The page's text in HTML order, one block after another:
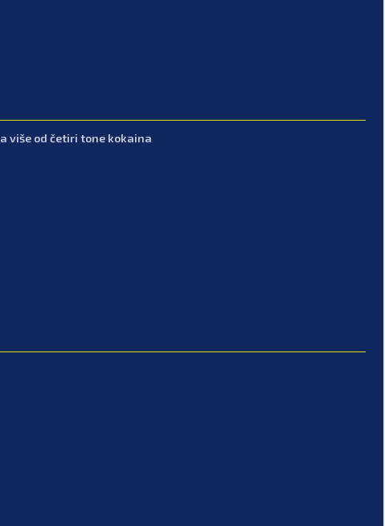
više od četiri tone kokaina